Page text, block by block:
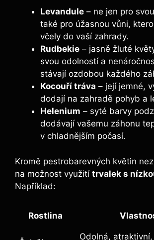
Levandule – ne jen pro
také pro úžasnou vůni,
včely do vaší zahrady.
Rudbekie – jasně žluté
svou odolností a
stávají ozdobou každého
Kocouří tráva – její jemné,
dodají na zahradě pohyb a
Helenium – syté barvy
dodávají vašemu záhonu
v chladnějším počasí.
Kromě pestrobarevných květin
na možnost využití trvalek s
Například:
Rostlina
Odolná,